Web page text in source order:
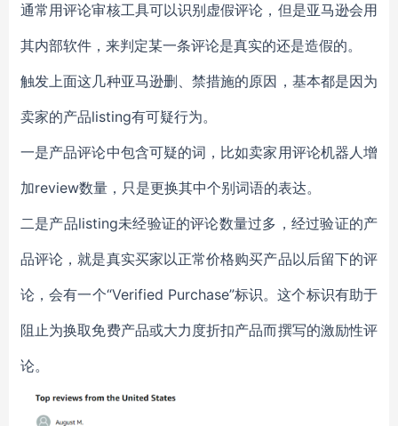
通常用评论审核工具可以识别虚假评论，但是亚马逊会用
其内部软件，来判定某一条评论是真实的还是造假的。
触发上面这几种亚马逊删、禁措施的原因，基本都是因为
卖家的产品listing有可疑行为。
一是产品评论中包含可疑的词，比如卖家用评论机器人增
加review数量，只是更换其中个别词语的表达。
二是产品listing未经验证的评论数量过多，经过验证的产
品评论，就是真实买家以正常价格购买产品以后留下的评
论，会有一个“Verified Purchase”标识。这个标识有助于
阻止为换取免费产品或大力度折扣产品而撰写的激励性评
论。